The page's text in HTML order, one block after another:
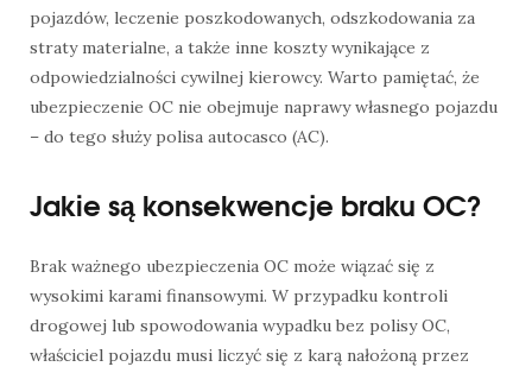
pojazdów, leczenie poszkodowanych, odszkodowania za
straty materialne, a także inne koszty wynikające z
odpowiedzialności cywilnej kierowcy. Warto pamiętać, że
ubezpieczenie OC nie obejmuje naprawy własnego pojazdu
– do tego służy polisa autocasco (AC).
Jakie są konsekwencje braku OC?
Brak ważnego ubezpieczenia OC może wiązać się z
wysokimi karami finansowymi. W przypadku kontroli
drogowej lub spowodowania wypadku bez polisy OC,
właściciel pojazdu musi liczyć się z karą nałożoną przez